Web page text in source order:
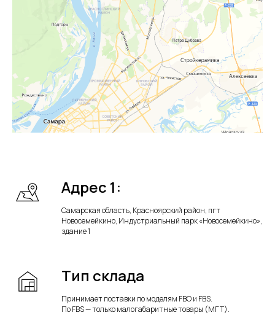
Адрес 1:
Самарская область, Красноярский район, пгт
Новосемейкино, Индустриальный парк «Новосемейкино»,
здание 1
Тип склада
Принимает поставки по моделям FBO и FBS.
По FBS — только малогабаритные товары (МГТ).